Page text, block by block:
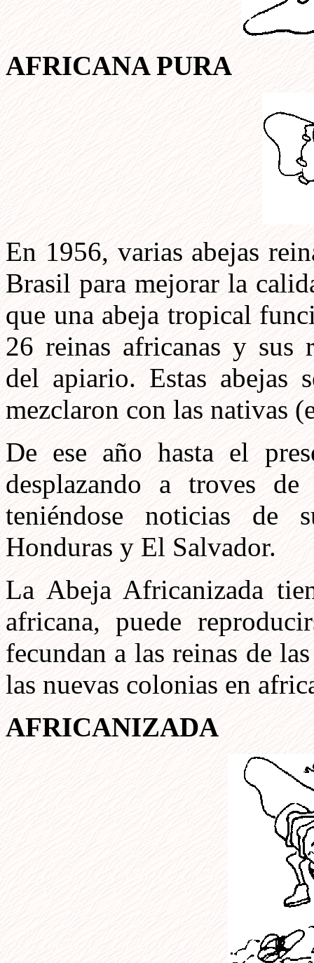
AFRICANA PURA
En 1956, varias abejas
Brasil para mejorar la
que una abeja tropical
26 reinas africanas y sus
del apiario. Estas abejas
mezclaron con las nativas
De ese año hasta el
desplazando a troves
teniéndose noticias de
Honduras y El Salvador.
La Abeja Africanizada
africana, puede
fecundan a las reinas de
las nuevas colonias en
AFRICANIZADA